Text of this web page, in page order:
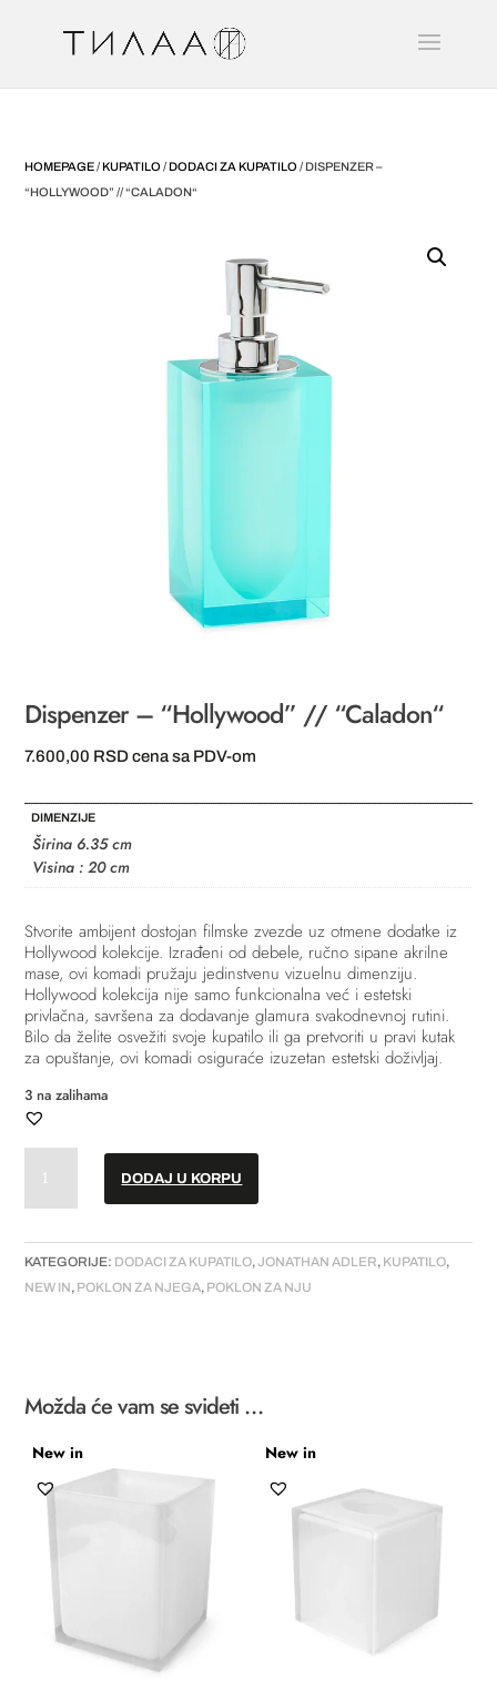
HOMEPAGE/KUPATILO /DODACI ZA KUPATILO / DISPENZER –
“HOLLYWOOD” // “CALADON“
Dispenzer – “Hollywood” // “Caladon“
7.600,00 RSD cena sa PDV-om
DIMENZIJE
Širina 6.35 cm
Visina : 20 cm
Stvorite ambijent dostojan filmske zvezde uz otmene dodatke iz
Hollywood kolekcije. Izrađeni od debele, ručno sipane akrilne
mase, ovi komadi pružaju jedinstvenu vizuelnu dimenziju.
Hollywood kolekcija nije samo funkcionalna već i estetski
privlačna, savršena za dodavanje glamura svakodnevnoj rutini.
Bilo da želite osvežiti svoje kupatilo ili ga pretvoriti u pravi kutak
za opuštanje, ovi komadi osiguraće izuzetan estetski doživljaj.
3 na zalihama
“Hollywood”
“Caladon"
količina
DODAJ U KORPU
KATEGORIJE: DODACI ZA KUPATILO,JONATHAN ADLER, KUPATILO,
NEW IN, POKLON ZA NJEGA, POKLON ZA NJU
Možda će vam se svideti …
New in New in